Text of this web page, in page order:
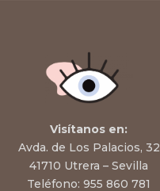
Visítanos en:
Avda. de Los Palacios, 32
41710 Utrera – Sevilla
Teléfono: 955 860 781